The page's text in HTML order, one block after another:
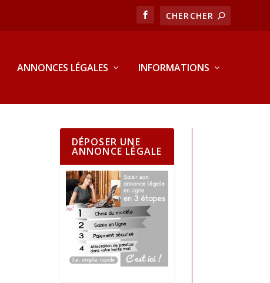
ANNONCES LÉGALES INFORMATIONS
DÉPOSER UNE
ANNONCE LÉGALE